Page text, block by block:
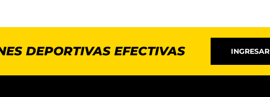
DEPORTIVAS EFECTIVAS INGRESAR